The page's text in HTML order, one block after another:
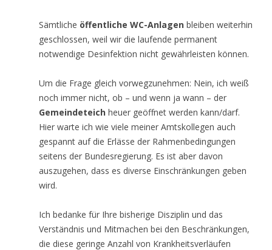
Sämtliche öffentliche WC-Anlagen bleiben weiterhin
geschlossen, weil wir die laufende permanent
notwendige Desinfektion nicht gewährleisten können.
Um die Frage gleich vorwegzunehmen: Nein, ich weiß
noch immer nicht, ob – und wenn ja wann – der
Gemeindeteich heuer geöffnet werden kann/darf.
Hier warte ich wie viele meiner Amtskollegen auch
gespannt auf die Erlässe der Rahmenbedingungen
seitens der Bundesregierung. Es ist aber davon
auszugehen, dass es diverse Einschränkungen geben
wird.
Ich bedanke für Ihre bisherige Disziplin und das
Verständnis und Mitmachen bei den Beschränkungen,
die diese geringe Anzahl von Krankheitsverläufen